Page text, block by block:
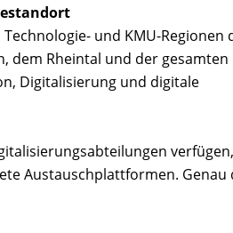
und KMU-Regionen
dem Rheintal und der gesamten
Digitalisierung und digitale
verfügen,
Austauschplattformen.